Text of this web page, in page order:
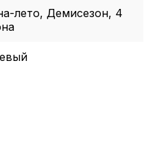
лето, Демисезон, 4